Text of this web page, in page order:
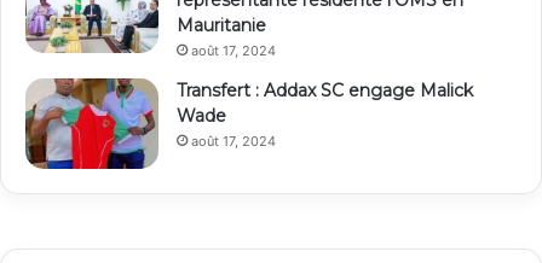
Mauritanie
août 17, 2024
Transfert : Addax SC engage Malick
Wade
août 17, 2024